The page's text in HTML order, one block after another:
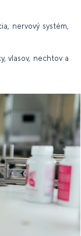
nervový systém,
vlasov, nechtov a